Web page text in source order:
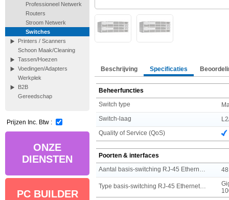
Professioneel Netwerk
Routers
Stroom Netwerk
Switches
Printers / Scanners
Schoon Maak/Cleaning
Tassen/Hoezen
Voedingen/Adapters
Werkplek
B2B
Gereedschap
Prijzen Inc. Btw :
ONZE
DIENSTEN
PC BUILDER
Beschrijving Specificaties
Beheerfuncties
Switch type
Switch-laag
Quality of Service (QoS)
Poorten & interfaces
48